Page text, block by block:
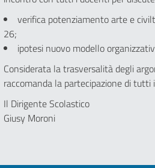
verifica potenziamento arte e
26;
ipotesi nuovo modello
Considerata la trasversalità degli
raccomanda la partecipazione di tutti
Il Dirigente Scolastico
Giusy Moroni